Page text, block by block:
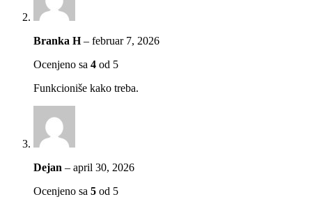
Branka H– februar 7, 2026
Ocenjeno sa 4 od 5
Funkcioniše kako treba.
Dejan – april 30, 2026
Ocenjeno sa 5 od 5